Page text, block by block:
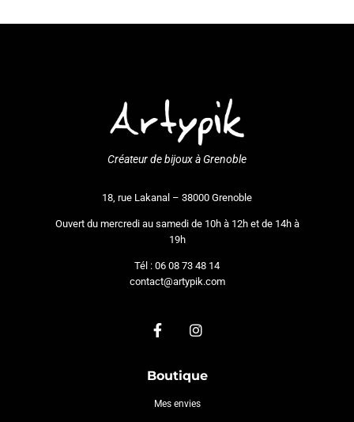
Créateur de bijoux à Grenoble
18, rue Lakanal – 38000 Grenoble
Ouvert du mercredi au samedi de 10h à 12h et de 14h à
19h
Tél : 06 08 73 48 14
contact@artypik.com
Boutique
Mes envies